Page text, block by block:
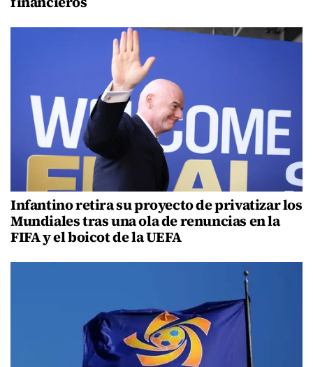
Infantino retira su proyecto de privatizar los
Mundiales tras una ola de renuncias en la
FIFA y el boicot de la UEFA